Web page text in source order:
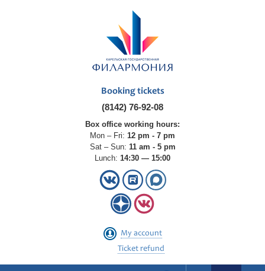
Booking tickets
(8142) 76-92-08
Box office working hours:
Mon – Fri: 12 pm - 7 pm
Sat – Sun: 11 am - 5 pm
Lunch: 14:30 — 15:00
My account
Ticket refund